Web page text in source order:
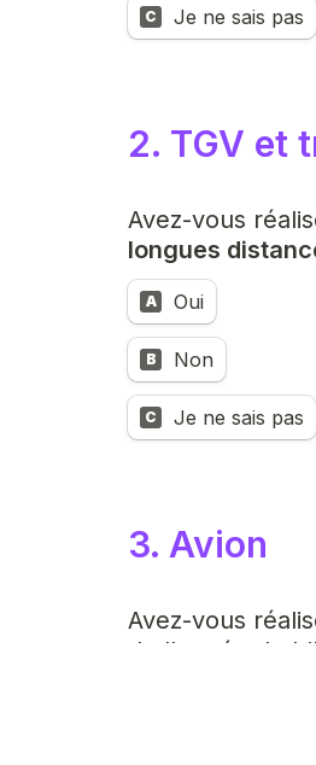
C Je ne sais pas
2. TGV et
Avez-vous
longues
A Oui
B Non
C Je ne sais pas
3. Avion
Avez-vous
de l'année du